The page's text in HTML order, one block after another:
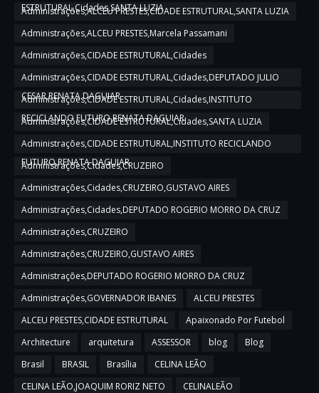
ESTRUTURAL,Cidades,SANTA LUZIA
Administrações,ALCEU PRESTES,CIDADE ESTRUTURAL,SANTA LUZIA
Administrações,ALCEU PRESTES,Marcela Passamani
Administrações,CIDADE ESTRUTURAL,Cidades
Administrações,CIDADE ESTRUTURAL,Cidades,DEPUTADO JULIO
CESAR,RENATA DAGUIAR
Administrações,CIDADE ESTRUTURAL,Cidades,INSTITUTO
RECICLANDO FUTURO,RENATA DAGUIAR
Administrações,CIDADE ESTRUTURAL,Cidades,SANTA LUZIA
Administrações,CIDADE ESTRUTURAL,INSTITUTO RECICLANDO
FUTURO,RENATA DAGUIAR
Administrações,Cidades,CRUZEIRO
Administrações,Cidades,CRUZEIRO,GUSTAVO AIRES
Administrações,Cidades,DEPUTADO ROGERIO MORRO DA CRUZ
Administrações,CRUZEIRO
Administrações,CRUZEIRO,GUSTAVO AIRES
Administrações,DEPUTADO ROGERIO MORRO DA CRUZ
Administrações,GOVERNADOR IBANES
ALCEU PRESTES
ALCEU PRESTES,CIDADE ESTRUTURAL
Apaixonado Por Futebol
Architecture
arquitetura ASSESSOR blog
Blog
Brasil
BRASIL Brasília
CELINA LEÃO
CELINA LEÃO,JOAQUIM RORIZ NETO
CELINALEÃO